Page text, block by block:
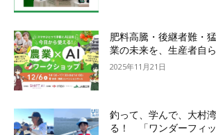
肥料高騰・後継者難・
業の未来を、生産者自
2025年11月21日
釣って、学んで、大村
る！ 「ワンダーフィ